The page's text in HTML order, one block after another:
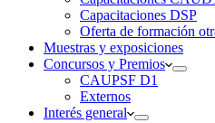
Capacitaciones DSP
Oferta de formación
Muestras y exposiciones
Concursos y Premios
CAUPSF D1
Externos
Interés general